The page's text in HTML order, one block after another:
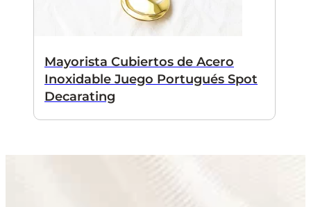
Mayorista Cubiertos de Acero
Inoxidable Juego Portugués Spot
Decarating